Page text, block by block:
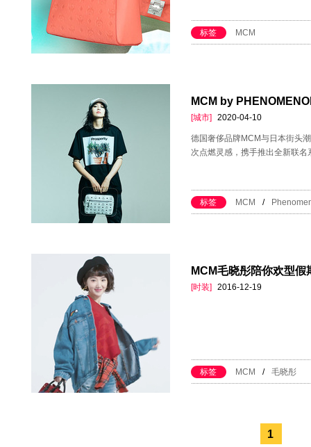
标签 MCM
MCM by
[城市] 2020-04-10
德国奢侈品牌MCM与日本街头
次点燃灵感，携手推出全新联
标签 MCM /
MCM毛晓彤陪你欢型假
[时装] 2016-12-19
标签 MCM / 毛晓彤
1